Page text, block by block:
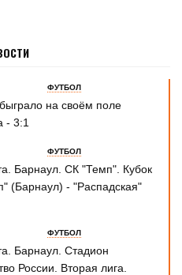
ФУТБОЛ
на своём поле
- 3:1
ФУТБОЛ
Барнаул. СК "Темп". Кубок
(Барнаул) - "Распадская"
ФУТБОЛ
Барнаул. Стадион
России. Вторая лига.